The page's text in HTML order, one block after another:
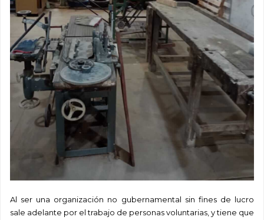
Al ser una organización no gubernamental sin fines de lucro
sale adelante por el trabajo de personas voluntarias, y tiene que